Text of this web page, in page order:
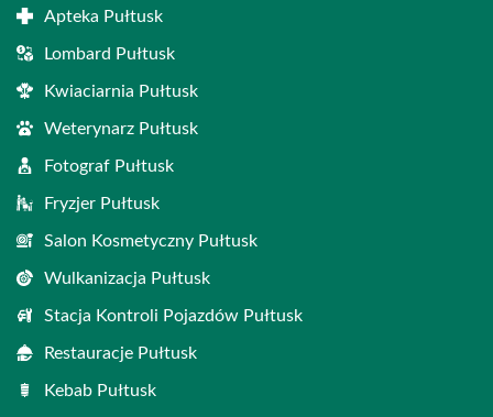
Apteka Pułtusk
Lombard Pułtusk
Kwiaciarnia Pułtusk
Weterynarz Pułtusk
Fotograf Pułtusk
Fryzjer Pułtusk
Salon Kosmetyczny Pułtusk
Wulkanizacja Pułtusk
Stacja Kontroli Pojazdów Pułtusk
Restauracje Pułtusk
Kebab Pułtusk